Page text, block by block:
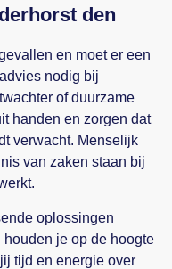
den
en moet er een
nodig bij
of duurzame
handen en zorgen dat
verwacht. Menselijk
van zaken staan bij
oplossingen
je op de hoogte
tijd en energie over